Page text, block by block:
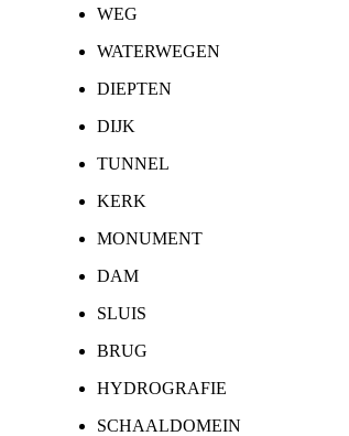
WEG
WATERWEGEN
DIEPTEN
DIJK
TUNNEL
KERK
MONUMENT
DAM
SLUIS
BRUG
HYDROGRAFIE
SCHAALDOMEIN